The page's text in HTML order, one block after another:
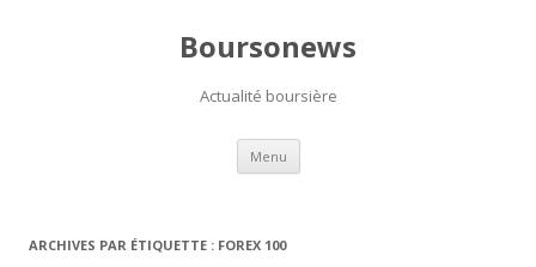
Boursonews
Actualité boursière
Menu Aller
contenu
ARCHIVES PAR ÉTIQUETTE : FOREX 100